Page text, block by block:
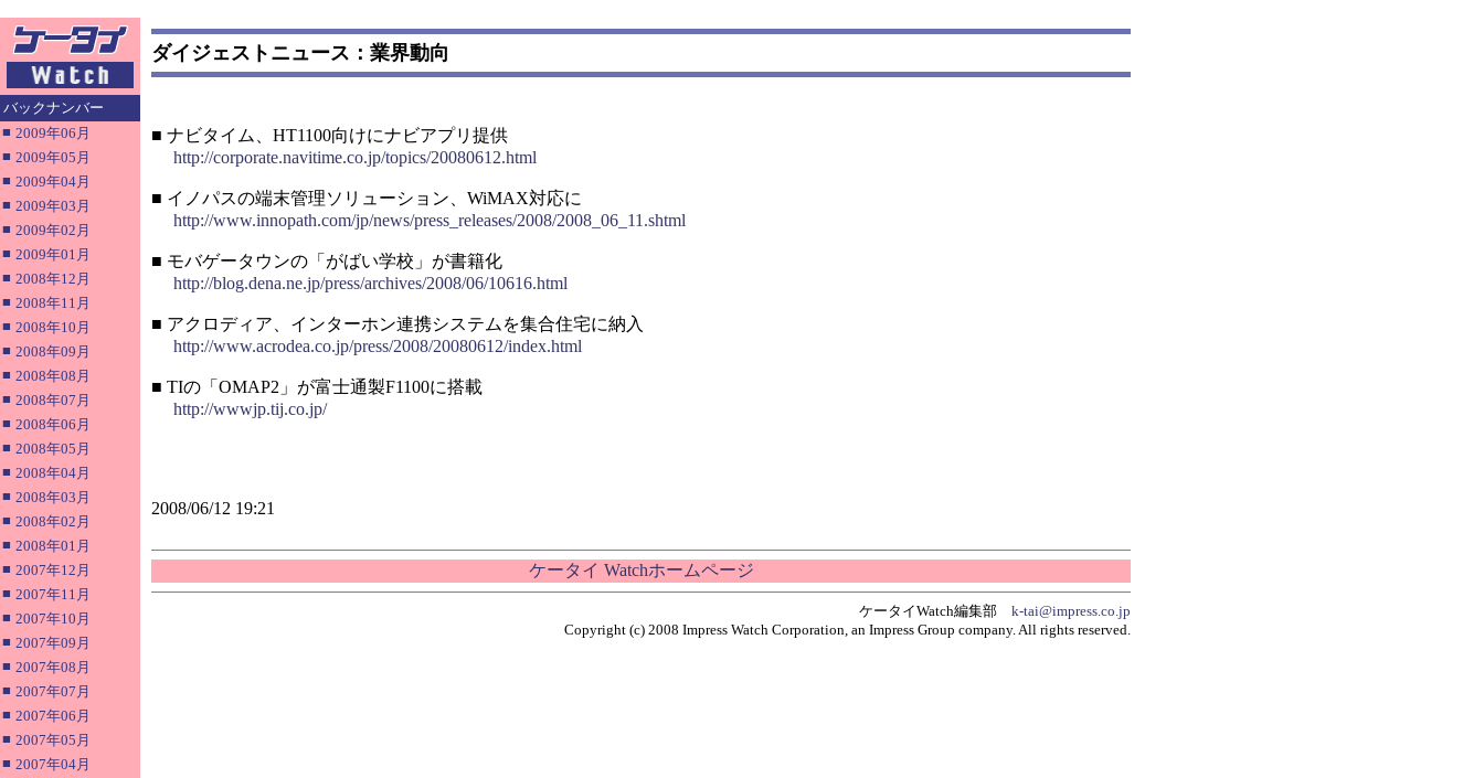
バックナンバー
■ 2009年06月
■ 2009年05月
■ 2009年04月
■ 2009年03月
■ 2009年02月
■ 2009年01月
■ 2008年12月
■ 2008年11月
■ 2008年10月
■ 2008年09月
■ 2008年08月
■ 2008年07月
■ 2008年06月
■ 2008年05月
■ 2008年04月
■ 2008年03月
■ 2008年02月
■ 2008年01月
■ 2007年12月
■ 2007年11月
■ 2007年10月
■ 2007年09月
■ 2007年08月
■ 2007年07月
■ 2007年06月
■ 2007年05月
■ 2007年04月
ダイジェストニュース：業界動向
■ ナビタイム、HT1100向けにナビアプリ提供
http://corporate.navitime.co.jp/topics/20080612.html
■ イノパスの端末管理ソリューション、WiMAX対応に
http://www.innopath.com/jp/news/press_releases/2008/2008_06_11.shtml
■ モバゲータウンの「がばい学校」が書籍化
http://blog.dena.ne.jp/press/archives/2008/06/10616.html
■ アクロディア、インターホン連携システムを集合住宅に納入
http://www.acrodea.co.jp/press/2008/20080612/index.html
■ TIの「OMAP2」が富士通製F1100に搭載
http://wwwjp.tij.co.jp/
2008/06/12 19:21
ケータイ Watchホームページ
ケータイWatch編集部 k-tai@impress.co.jp
Copyright (c) 2008 Impress Watch Corporation, an Impress Group company. All rights reserved.